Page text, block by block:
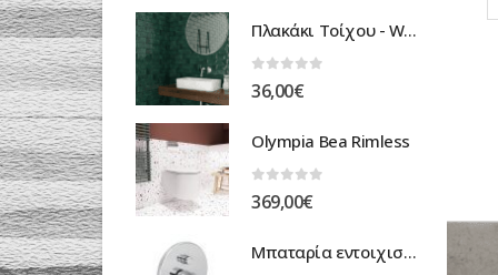
Πλακάκι Τοίχου - Wall Tile
36,00€
Olympia Bea Rimless
369,00€
Μπαταρία εντοιχισμένη ντουζιέρας optima